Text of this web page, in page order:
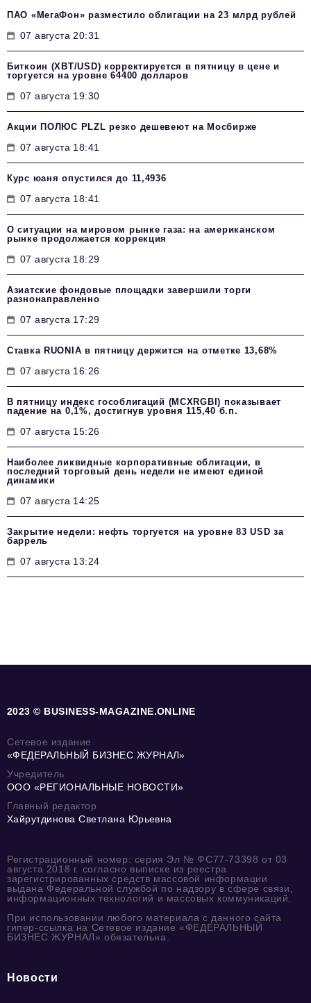
ПАО «МегаФон» разместило облигации на 23 млрд рублей
07 августа 20:31
Биткоин (XBT/USD) корректируется в пятницу в цене и
торгуется на уровне 64400 долларов
07 августа 19:30
Акции ПОЛЮС PLZL резко дешевеют на Мосбирже
07 августа 18:41
Курс юаня опустился до 11,4936
07 августа 18:41
О ситуации на мировом рынке газа: на американском
рынке продолжается коррекция
07 августа 18:29
Азиатские фондовые площадки завершили торги
разнонаправленно
07 августа 17:29
Ставка RUONIA в пятницу держится на отметке 13,68%
07 августа 16:26
В пятницу индекс гособлигаций (MCXRGBI) показывает
падение на 0,1%, достигнув уровня 115,40 б.п.
07 августа 15:26
Наиболее ликвидные корпоративные облигации, в
последний торговый день недели не имеют единой
динамики
07 августа 14:25
Закрытие недели: нефть торгуется на уровне 83 USD за
баррель
07 августа 13:24
2023 © BUSINESS-MAGAZINE.ONLINE
Сетевое издание
«ФЕДЕРАЛЬНЫЙ БИЗНЕС ЖУРНАЛ»
Учредитель
ООО «РЕГИОНАЛЬНЫЕ НОВОСТИ»
Главный редактор
Хайрутдинова Светлана Юрьевна
Регистрационный номер: серия Эл № ФС77-73398 от 03
августа 2018 г. согласно выписке из реестра
зарегистрированных средств массовой информации
выдана Федеральной службой по надзору в сфере связи,
информационных технологий и массовых коммуникаций.
При использовании любого материала с данного сайта
гипер-ссылка на Сетевое издание «ФЕДЕРАЛЬНЫЙ
БИЗНЕС ЖУРНАЛ» обязательна.
Новости